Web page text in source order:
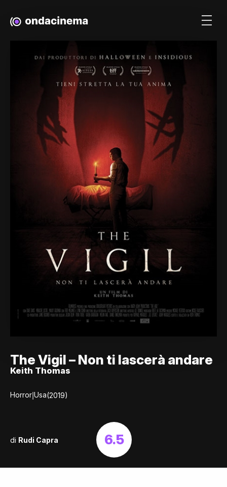
The Vigil – Non ti lascerà andare
Keith Thomas
Horror|Usa(2019)
di Rudi Capra 6.5